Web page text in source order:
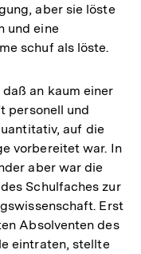
aber sie löste
und eine
schuf als löste.
an kaum einer
personell und
auf die
vorbereitet war. In
aber war die
Schulfaches zur
Erst
Absolventen des
eintraten, stellte